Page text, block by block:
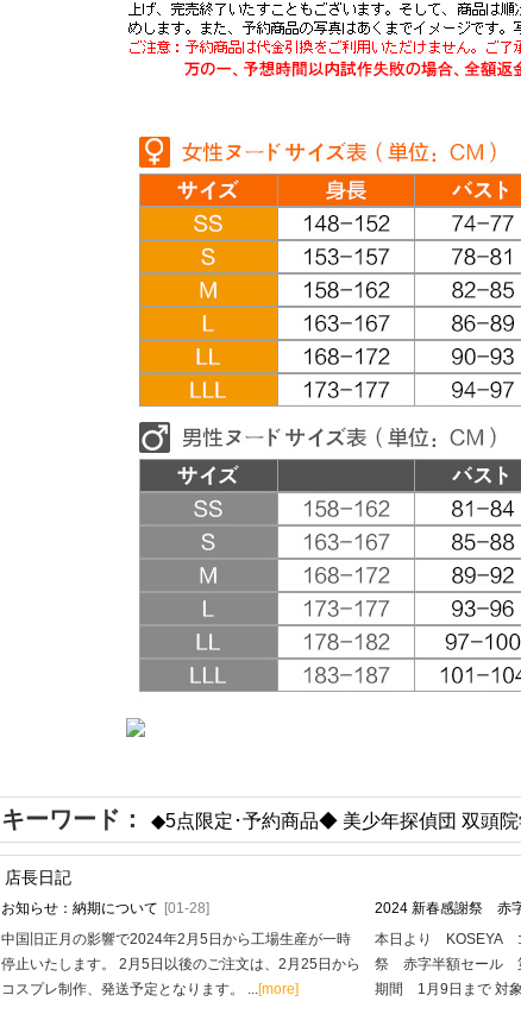
キーワード： ◆5点限定･予約商品◆ 美少年探偵団 双頭
店長日記
お知らせ：納期について [01-28]
中国旧正月の影響で2024年2月5日から工場生産が一時
停止いたします。 2月5日以後のご注文は、2月25日から
コスプレ制作、発送予定となります。 ...[more]
2024 新春感謝祭 赤
本日より KOSEYA
祭 赤字半額セール
期間 1月9日まで 対